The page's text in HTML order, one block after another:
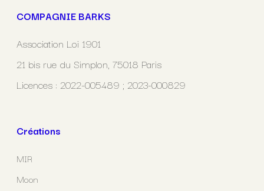
COMPAGNIE BARKS
Association Loi 1901
21 bis rue du Simplon, 75018 Paris
Licences : 2022-005489 ; 2023-000829
Créations
MIR
Moon